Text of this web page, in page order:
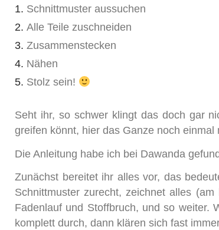
Schnittmuster aussuchen
Alle Teile zuschneiden
Zusammenstecken
Nähen
Stolz sein!
Seht ihr, so schwer klingt das doch gar
greifen könnt, hier das Ganze noch einmal
Die Anleitung habe ich bei Dawanda
Zunächst bereitet ihr alles vor, das
Schnittmuster zurecht, zeichnet alles
Fadenlauf und Stoffbruch, und so weiter.
komplett durch, dann klären sich fast